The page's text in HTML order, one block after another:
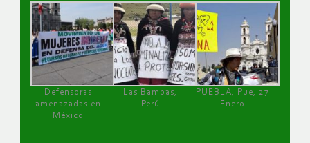
Defensoras
amenazadas en
México
Las Bambas,
Perú
PUEBLA, Pue, 27
Enero